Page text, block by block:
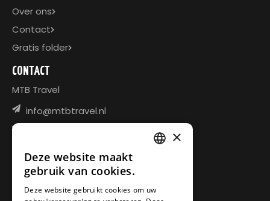
Over ons
Contact
Gratis folder
CONTACT
MTB Travel
info@mtbtravel.nl
×
Deze website maakt
gebruik van cookies.
Deze website gebruikt cookies om uw